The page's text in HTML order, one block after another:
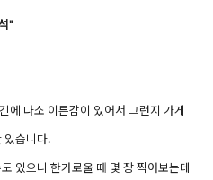
"
에 다소 이른감이 있어서 그런지 가게
있습니다.
있으니 한가로울 때 몇 장 찍어보는데